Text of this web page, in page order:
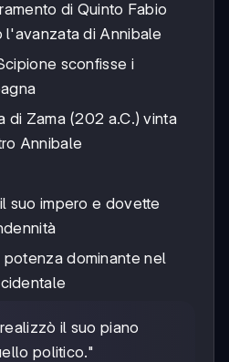
di Quinto Fabio
l'avanzata di Annibale
sconfisse i
di Zama (202 a.C.) vinta
Annibale
suo impero e dovette
potenza dominante nel
il suo piano
politico."